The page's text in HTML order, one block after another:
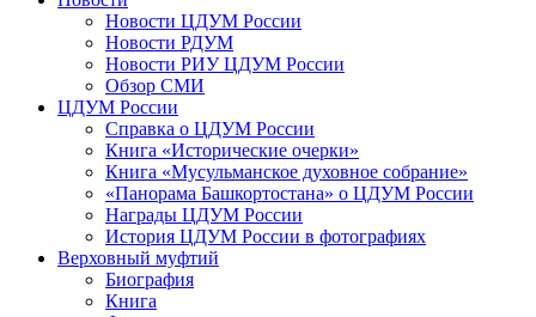
Новости ЦДУМ России
Новости РДУМ
Новости РИУ ЦДУМ России
Обзор СМИ
ЦДУМ России
Справка о ЦДУМ России
Книга «Исторические очерки»
Книга «Мусульманское духовное собрание»
«Панорама Башкортостана» о ЦДУМ России
Награды ЦДУМ России
История ЦДУМ России в фотографиях
Верховный муфтий
Биография
Книга